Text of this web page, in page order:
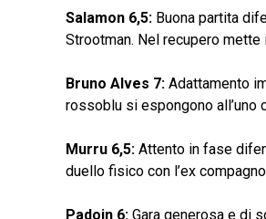
Salamon 6,5: Buona partita
Strootman. Nel recupero
Bruno Alves 7: Adattamento
rossoblu si espongono all’uno
Murru 6,5: Attento in fase
duello fisico con l’ex
Padoin 6: Gara generosa e di